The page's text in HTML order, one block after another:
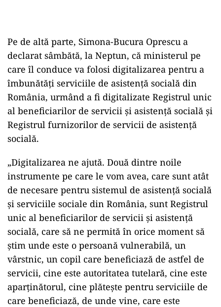
Pe de altă parte, Simona-Bucura Oprescu a
declarat sâmbătă, la Neptun, că ministerul pe
care îl conduce va folosi digitalizarea pentru a
îmbunătăţi serviciile de asistenţă socială din
România, urmând a fi digitalizate Registrul unic
al beneficiarilor de servicii şi asistenţă socială şi
Registrul furnizorilor de servicii de asistenţă
socială.
„Digitalizarea ne ajută. Două dintre noile
instrumente pe care le vom avea, care sunt atât
de necesare pentru sistemul de asistenţă socială
şi serviciile sociale din România, sunt Registrul
unic al beneficiarilor de servicii şi asistenţă
socială, care să ne permită în orice moment să
ştim unde este o persoană vulnerabilă, un
vârstnic, un copil care beneficiază de astfel de
servicii, cine este autoritatea tutelară, cine este
aparţinătorul, cine plăteşte pentru serviciile de
care beneficiază, de unde vine, care este